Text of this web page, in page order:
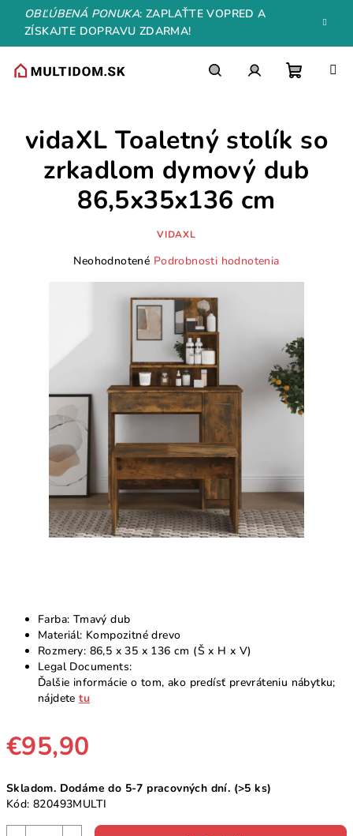
Prejsť
obsah
OBĽÚBENÁ PONUKA: ZAPLAŤTE VOPRED A
ZÍSKAJTE DOPRAVU ZDARMA!
košík
Farba: Tmavý dub
Materiál: Kompozitné drevo
Rozmery: 86,5 x 35 x 136 cm (Š x H x V)
Legal Documents:
Ďalšie informácie o tom, ako predísť prevráteniu nábytku;
nájdetetu
€95,90
cena:
Skladom. Dodáme do 5-7 pracovných dní. (>5 ks)
Kód: 820493MULTI
vidaXL Toaletný stolík so
zrkadlom dymový dub
86,5x35x136 cm
VIDAXL
Priemerné
hviezdičiek.
Neohodnotené Podrobnosti hodnotenia